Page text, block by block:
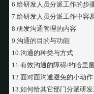
6.给研发人员分派工作的步
7.给研发人员分派工作中容
8.研发沟通管理的内容
9.沟通的目的与功能
10.沟通的种类与方式
11.有效沟通的障碍/约哈里
12.面对面沟通避免的小动作
13.如何给其它部门分派研